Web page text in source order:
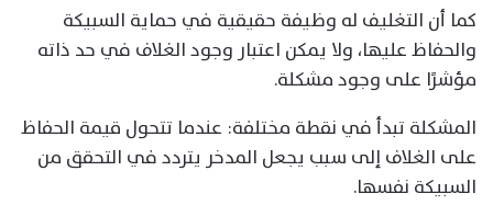
كما أن التغليف له وظيفة حقيقية في حماية السبيكة
والحفاظ عليها، ولا يمكن اعتبار وجود الغلاف في حد ذاته
مؤشرًا على وجود مشكلة.
المشكلة تبدأ في نقطة مختلفة: عندما تتحول قيمة الحفاظ
على الغلاف إلى سبب يجعل المدخر يتردد في التحقق من
السبيكة نفسها.